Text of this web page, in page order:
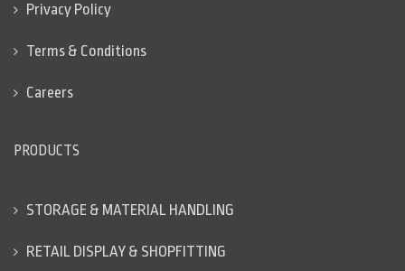
Privacy Policy
Terms & Conditions
Careers
PRODUCTS
STORAGE & MATERIAL HANDLING
RETAIL DISPLAY & SHOPFITTING